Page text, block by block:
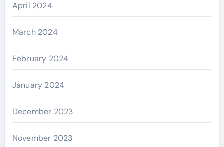
April 2024
March 2024
February 2024
January 2024
December 2023
November 2023